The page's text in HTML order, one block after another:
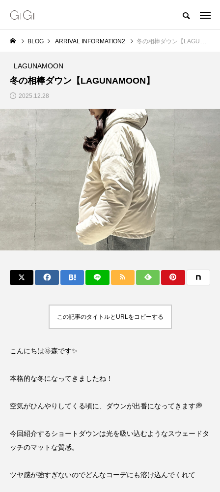
BLOG ARRIVAL INFORMATION2 冬の相棒ダウン【LAGUNAMOON】
LAGUNAMOON
冬の相棒ダウン【LAGUNAMOON】
2025.12.28
この記事のタイトルとURLをコピーする
こんにちは🌞森です✨
本格的な冬になってきましたね！
空気がひんやりしてくる頃に、ダウンが出番になってきます💭
今回紹介するショートダウンは光を吸い込むようなスウェードタ
ッチのマットな質感。
ツヤ感が強すぎないのでどんなコーデにも溶け込んでくれて